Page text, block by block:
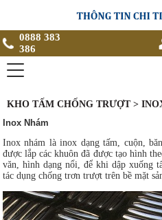
0888 383
386
KHO TẤM CHỐNG TRƯỢT >
Inox Nhám
Inox nhám là inox dạng tấm, cuộn,
được lắp các khuôn đã được tạo hình
văn, hình dạng nổi, để khi dập xuống
tác dụng chống trơn trượt trên bề mặt